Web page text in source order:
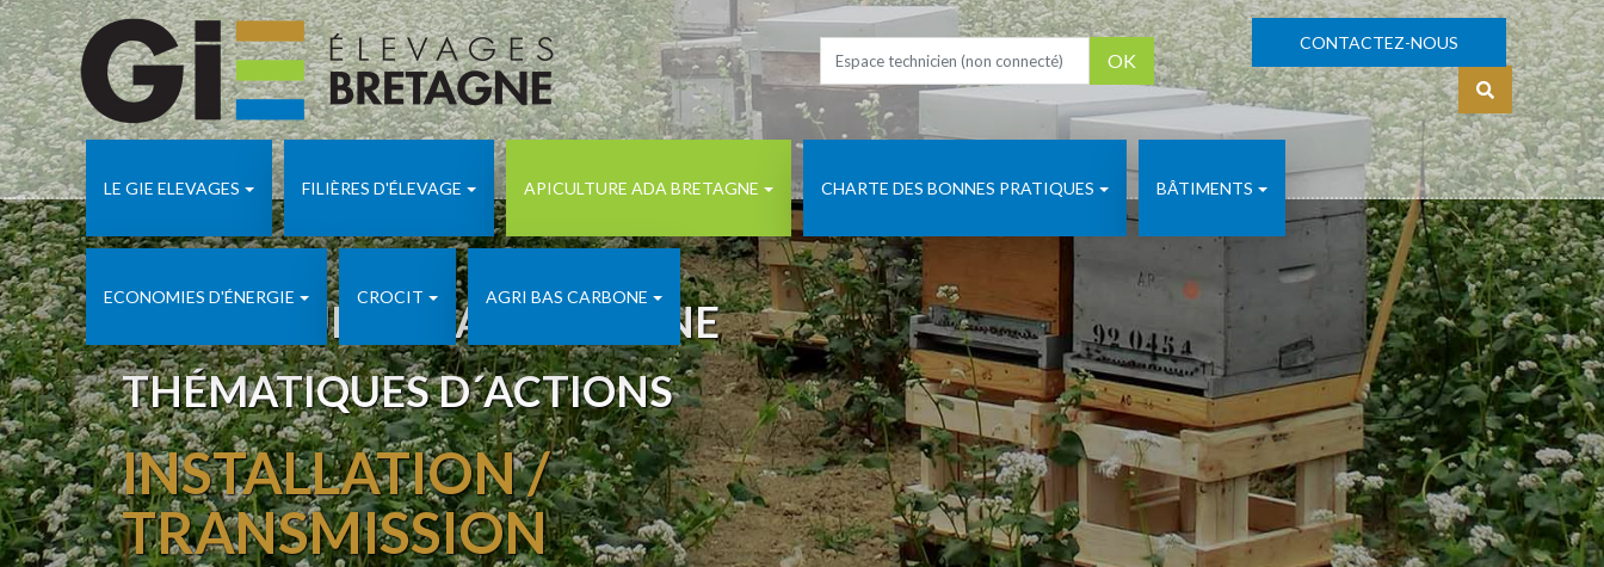
OK
CONTACTEZ-NOUS
S'identifier
LE GIE ELEVAGES FILIÈRES D'ÉLEVAGE APICULTURE ADA BRETAGNE CHARTE DES BONNES PRATIQUES BÂTIMENTS
ECONOMIES D'ÉNERGIE CROCIT AGRI BAS CARBONE
APICULTURE ADA BRETAGNE
THÉMATIQUES D´ACTIONS
INSTALLATION /
TRANSMISSION